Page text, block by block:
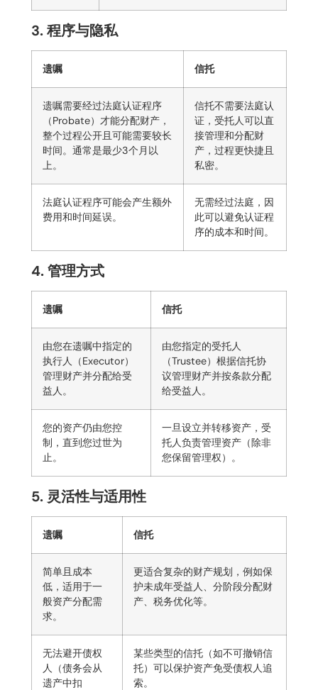
3. 程序与隐私
遗嘱 信托
遗嘱需要经过法庭认证程序
（Probate）才能分配财产，
整个过程公开且可能需要较长
时间。通常是最少3个月以
上。
信托不需要法庭认
证，受托人可以直
接管理和分配财
产，过程更快捷且
私密。
法庭认证程序可能会产生额外
费用和时间延误。
无需经过法庭，因
此可以避免认证程
序的成本和时间。
4. 管理方式
遗嘱 信托
由您在遗嘱中指定的
执行人（Executor）
管理财产并分配给受
益人。
由您指定的受托人
（Trustee）根据信托协
议管理财产并按条款分配
给受益人。
您的资产仍由您控
制，直到您过世为
止。
一旦设立并转移资产，受
托人负责管理资产（除非
您保留管理权）。
5. 灵活性与适用性
遗嘱 信托
简单且成本
低，适用于一
般资产分配需
求。
更适合复杂的财产规划，例如保
护未成年受益人、分阶段分配财
产、税务优化等。
无法避开债权
人（债务会从
遗产中扣
某些类型的信托（如不可撤销信
托）可以保护资产免受债权人追
索。